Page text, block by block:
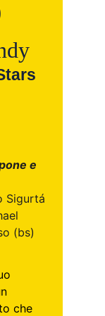
e
Sigurtá
(bs)
che